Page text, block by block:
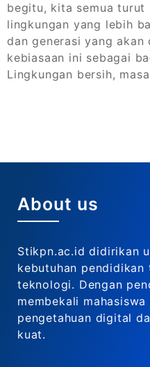
begitu, kita semua
lingkungan yang lebih
dan generasi yang
kebiasaan ini sebagai
Lingkungan bersih,
About us
Stikpn.ac.id didirikan
kebutuhan
teknologi. Dengan
membekali
pengetahuan digital
kuat.